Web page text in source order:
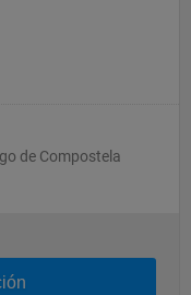
de Compostela